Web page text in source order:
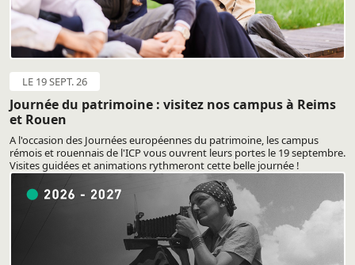
LE 19 SEPT. 26
Journée du patrimoine : visitez nos campus à Reims
et Rouen
A l'occasion des Journées européennes du patrimoine, les campus
rémois et rouennais de l'ICP vous ouvrent leurs portes le 19 septembre.
Visites guidées et animations rythmeront cette belle journée !